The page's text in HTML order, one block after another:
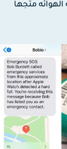
متجها